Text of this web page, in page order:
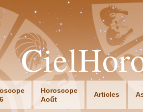
Horoscope
Aoűt
Articles